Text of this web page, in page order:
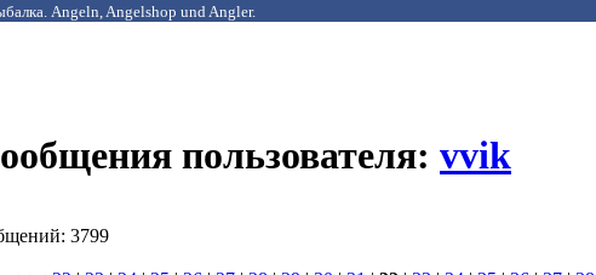
Angeln, Angelshop und Angler.
пользователя: vvik
3799